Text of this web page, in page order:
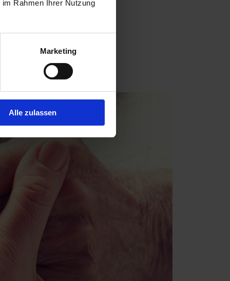
Rahmen Ihrer Nutzung
Marketing
Alle zulassen